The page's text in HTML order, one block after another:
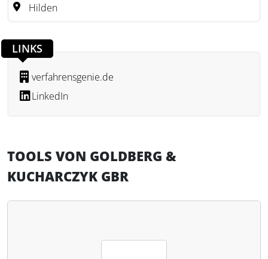
für effiziente Arbeitsabläufe und erleichtert die
formale Pflichten praxisnah zu erfüllen und gleichzeitig
einen messbaren Nutzen für Kanzleien und Unternehmen
zu schaffen.
Hilden
LINKS
verfahrensgenie.de
LinkedIn
TOOLS VON GOLDBERG &
KUCHARCZYK GBR